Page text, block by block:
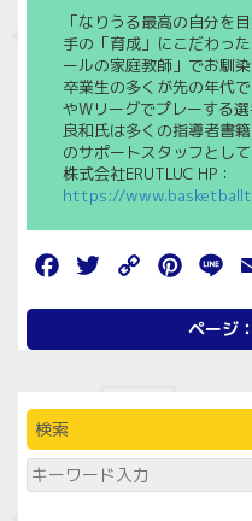
「なりうる最高の自分を
手の「育成」にこだわっ
ールの家庭教師」でお馴染
卒業生の多くが先の年代
やWリーグでプレーする
良和氏は多くの指導者書
のサポートスタッフとして
株式会社ERUTLUC HP：
https://
FacebookTwitter
Copy
ページ：
検索